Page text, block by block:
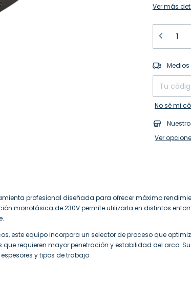
Ver más
Entregas
No sé mi
Ver
profesional diseñada para ofrecer máximo
monofásica de 230V permite utilizarla en distintos
este equipo incorpora un selector de proceso que
requieren mayor penetración y estabilidad del arco.
y tipos de trabajo.